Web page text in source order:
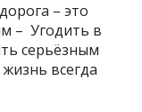
– это
– Угодить в
серьёзным
всегда